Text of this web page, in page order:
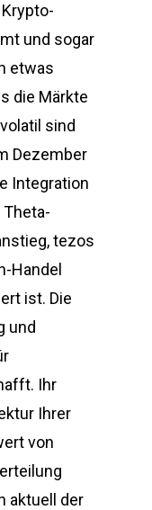
und sogar
etwas
die Märkte
sind
Dezember
Integration
tezos
Handel
ist. Die
und
Ihr
Ihrer
von
aktuell der